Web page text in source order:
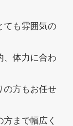
ても雰囲気の
、体力に合わ
の方もお任せ
まで幅広く